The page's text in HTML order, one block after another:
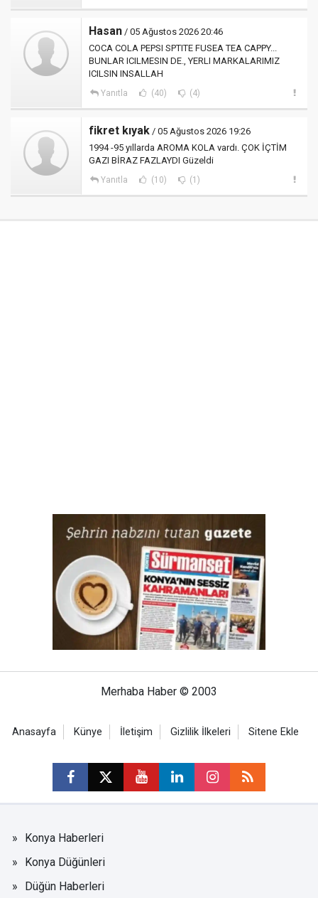
Hasan / 05 Ağustos 2026 20:46
COCA COLA PEPSI SPTITE FUSEA TEA CAPPY...
BUNLAR ICILMESIN DE., YERLI MARKALARIMIZ
ICILSIN INSALLAH
Yanıtla (40) (4)
fikret kıyak / 05 Ağustos 2026 19:26
1994 -95 yıllarda AROMA KOLA vardı. ÇOK İÇTİM
GAZI BİRAZ FAZLAYDI Güzeldi
Yanıtla (10) (1)
Merhaba Haber © 2003
Anasayfa Künye İletişim Gizlilik İlkeleri Sitene Ekle
Konya Haberleri
Konya Düğünleri
Düğün Haberleri